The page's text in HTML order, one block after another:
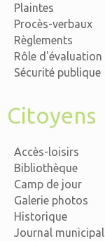
Plaintes
Procès-verbaux
Règlements
Rôle d'évaluation
Sécurité publique
Citoyens
Accès-loisirs
Bibliothèque
Camp de jour
Galerie photos
Historique
Journal municipal